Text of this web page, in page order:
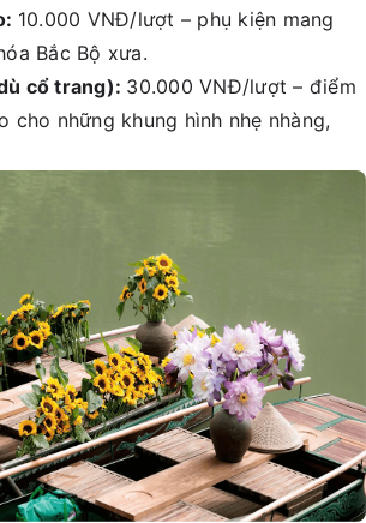
10.000 VNĐ/lượt – phụ kiện mang
Bắc Bộ xưa.
cổ trang): 30.000 VNĐ/lượt – điểm
cho những khung hình nhẹ nhàng,